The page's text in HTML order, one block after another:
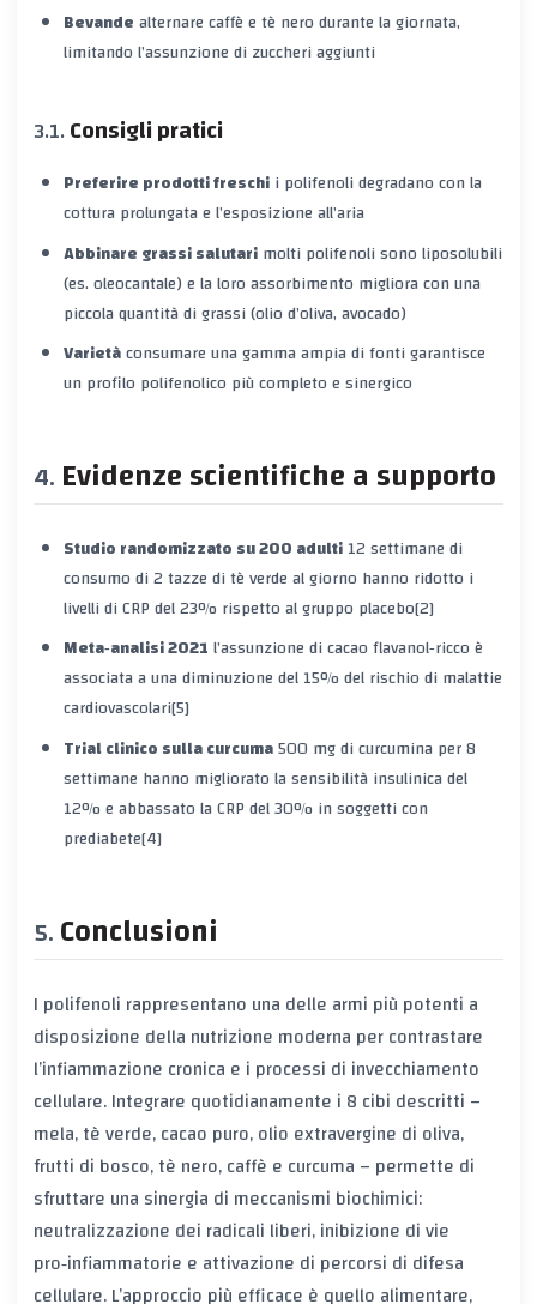
Bevandealternare caffè e tè nero durante la giornata,
limitando l’assunzione di zuccheri aggiunti
Consigli pratici
Preferire prodotti freschii polifenoli degradano con la
cottura prolungata e l’esposizione all’aria
Abbinare grassi salutarimolti polifenoli sono liposolubili
(es. oleocantale) e la loro assorbimento migliora con una
piccola quantità di grassi (olio d’oliva, avocado)
Varietàconsumare una gamma ampia di fonti garantisce
un profilo polifenolico più completo e sinergico
Evidenze scientifiche a supporto
Studio randomizzato su 200 adulti12 settimane di
consumo di 2 tazze di tè verde al giorno hanno ridotto i
livelli di CRP del 23% rispetto al gruppo placebo[2]
Meta‑analisi 2021l’assunzione di cacao flavanol‑ricco è
associata a una diminuzione del 15% del rischio di malattie
cardiovascolari[5]
Trial clinico sulla curcuma500 mg di curcumina per 8
settimane hanno migliorato la sensibilità insulinica del
12% e abbassato la CRP del 30% in soggetti con
prediabete[4]
Conclusioni
I polifenoli rappresentano una delle armi più potenti a
disposizione della nutrizione moderna per contrastare
l’infiammazione cronica e i processi di invecchiamento
cellulare. Integrare quotidianamente i 8 cibi descritti –
mela, tè verde, cacao puro, olio extravergine di oliva,
frutti di bosco, tè nero, caffè e curcuma – permette di
sfruttare una sinergia di meccanismi biochimici:
neutralizzazione dei radicali liberi, inibizione di vie
pro‑infiammatorie e attivazione di percorsi di difesa
cellulare. L’approccio più efficace è quello alimentare,